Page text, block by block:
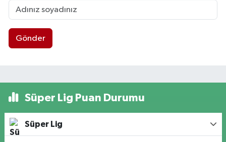
Gönder
Süper Lig Puan Durumu
Süper Lig